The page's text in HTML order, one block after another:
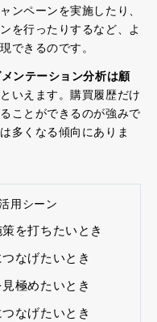
ンペーンを実施したり、
を行ったりするなど、よ
できるのです。
ンテーション分析は顧
いえます。購買履歴だけ
ことができるのが強みで
多くなる傾向にありま
用シーン
を打ちたいとき
なげたいとき
極めたいとき
なげたいとき